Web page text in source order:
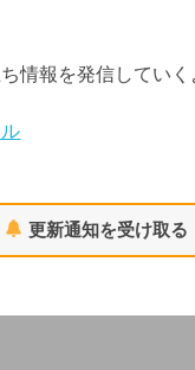
情報を発信していく
更新通知を受け取る